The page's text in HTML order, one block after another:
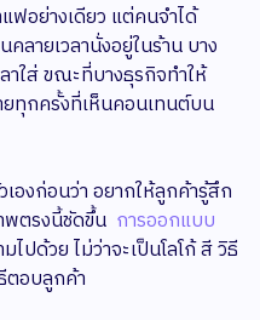
ฟอย่างเดียว แต่คนจำได้
ลายเวลานั่งอยู่ในร้าน บาง
าใส่ ขณะที่บางธุรกิจทำให้
ทุกครั้งที่เห็นคอนเทนต์บน
องก่อนว่า อยากให้ลูกค้ารู้สึก
พตรงนี้ชัดขึ้น การออกแบบ
ปด้วย ไม่ว่าจะเป็นโลโก้ สี วิธี
อบลูกค้า